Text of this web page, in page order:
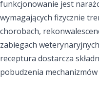
funkcjonowanie jest
wymagających fizycznie
chorobach,
zabiegach
receptura dostarcza
pobudzenia